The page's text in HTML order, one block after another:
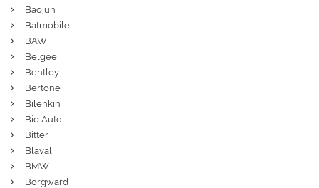
Baojun
Batmobile
BAW
Belgee
Bentley
Bertone
Bilenkin
Bio Auto
Bitter
Blaval
BMW
Borgward